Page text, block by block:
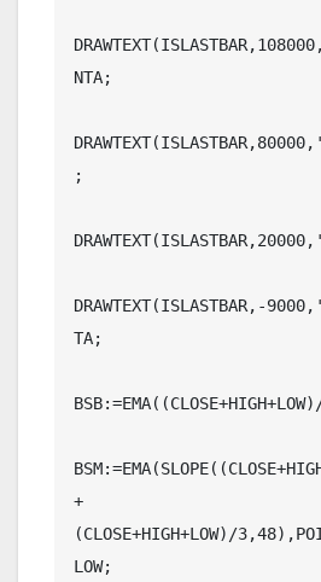
NTA;
;
DRAWTEXT(ISLASTBAR,-
TA;
+
(CLOSE+HIGH+LOW)/
LOW;